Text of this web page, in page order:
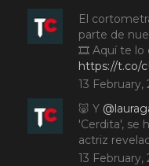
El
parte de
🎞️ Aquí te lo
https://t.co/
13 February,
🐷 Y
'Cerdita', se
actriz
13 February,